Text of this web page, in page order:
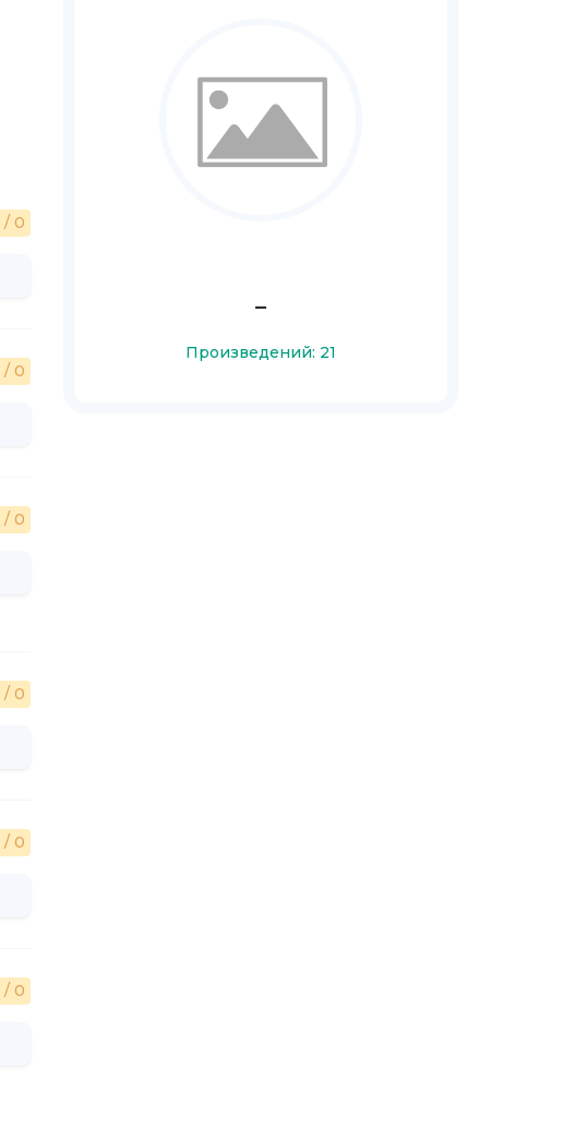
/ 0
/ 0
/ 0
/ 0
/ 0
/ 0
_
Произведений: 21